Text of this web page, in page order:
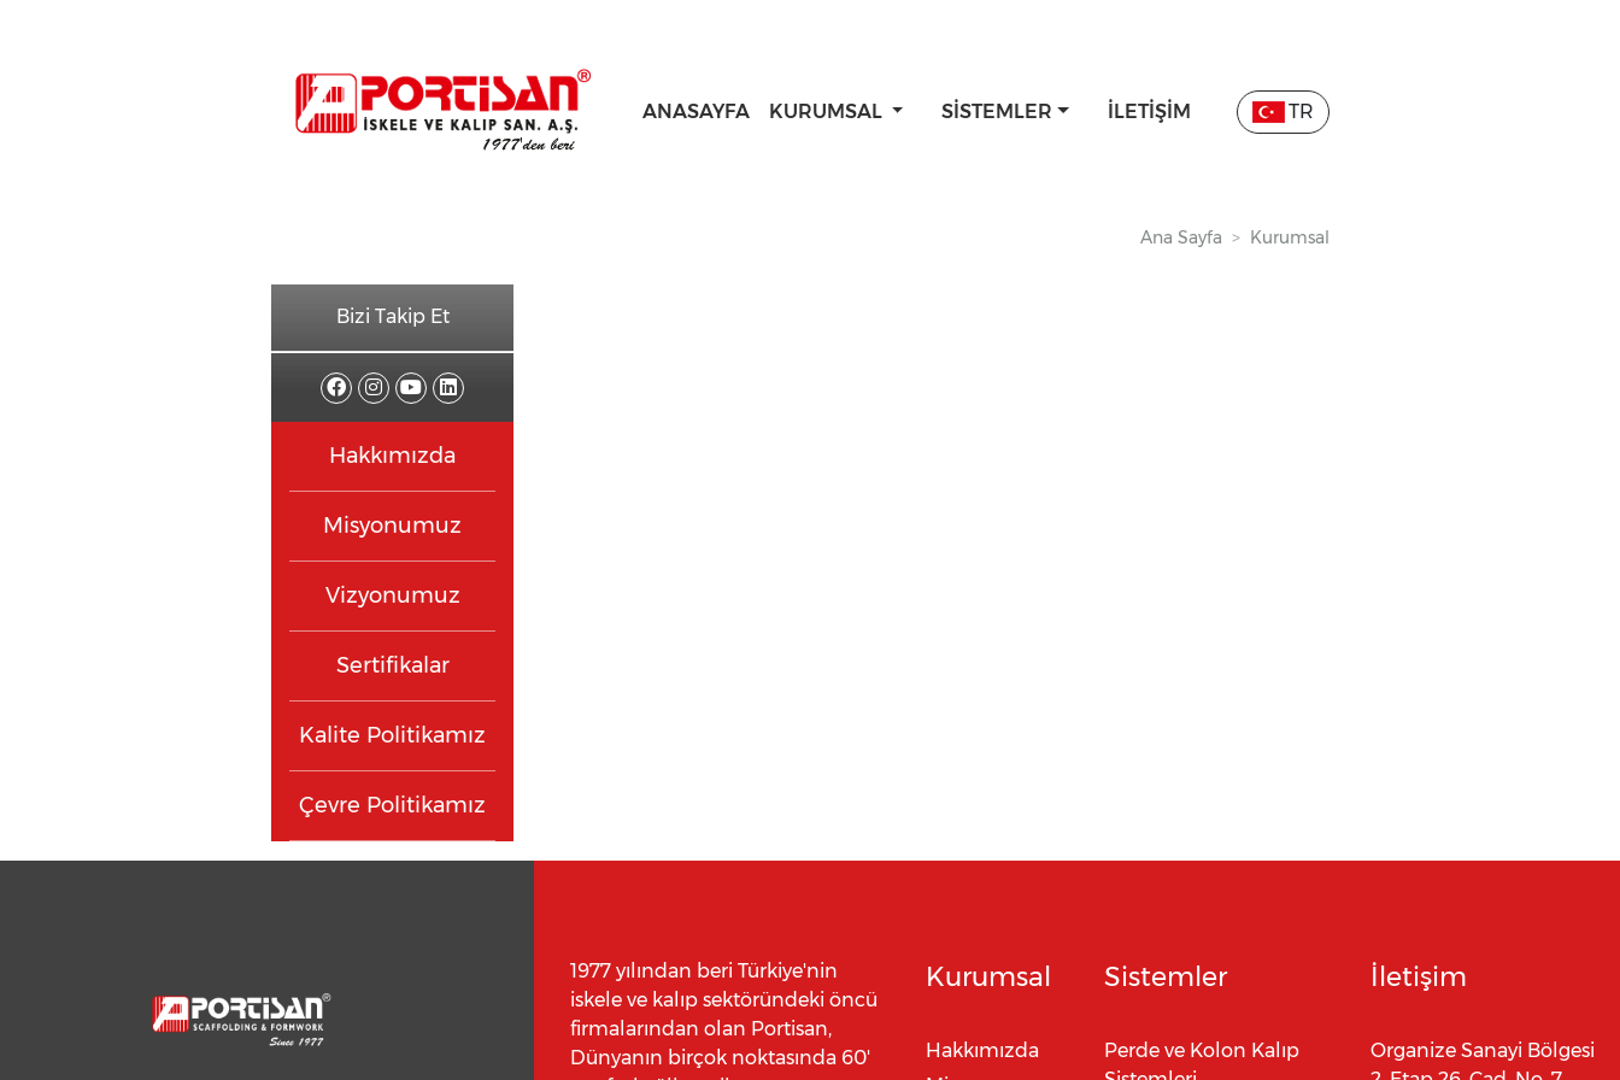
ANASAYFA KURUMSAL SISTEMLER İLETIŞIM TR
Ana Sayfa Kurumsal
Bizi Takip Et
Hakkımızda
Misyonumuz
Vizyonumuz
Sertifikalar
Kalite Politikamız
Çevre Politikamız
1977 yılından beri Türkiye'nin
iskele ve kalıp sektöründeki öncü
firmalarından olan Portisan,
Dünyanın birçok noktasında 60'
Kurumsal
Hakkımızda
Sistemler
Perde ve Kolon Kalıp
İletişim
Organize Sanayi Bölgesi